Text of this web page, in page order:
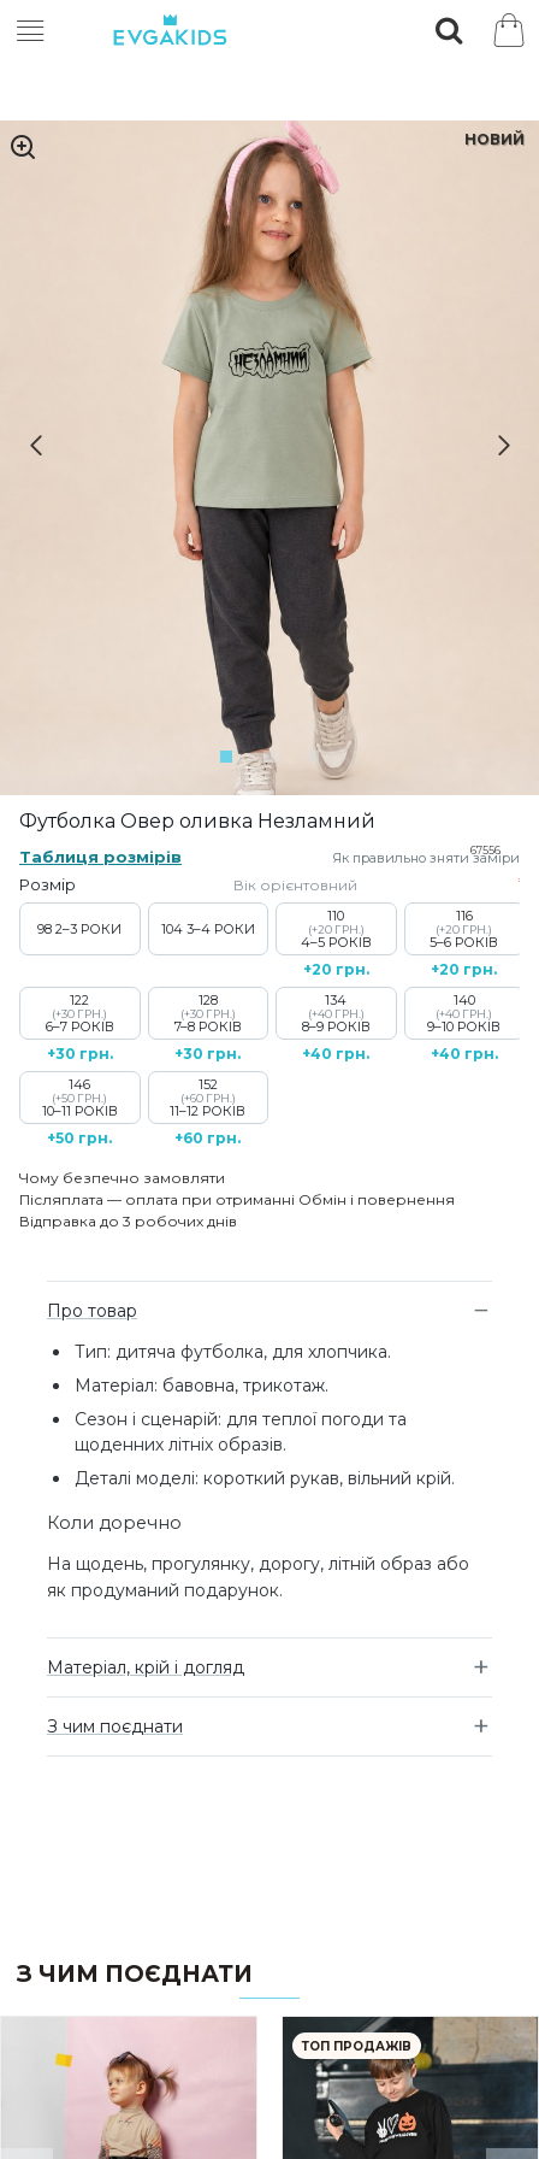
НОВИЙ
Футболка Овер оливка Незламний
67556
Таблиця розмірів Як правильно зняти заміри
Розмір Вік орієнтовний
98 2–3 РОКИ 104 3–4 РОКИ
110
(+20 ГРН.)
4–5 РОКІВ
+20 грн.
116
(+20 ГРН.)
5–6 РОКІВ
+20 грн.
122
(+30 ГРН.)
6–7 РОКІВ
+30 грн.
128
(+30 ГРН.)
7–8 РОКІВ
+30 грн.
134
(+40 ГРН.)
8–9 РОКІВ
+40 грн.
140
(+40 ГРН.)
9–10 РОКІВ
+40 грн.
146
(+50 ГРН.)
10–11 РОКІВ
+50 грн.
152
(+60 ГРН.)
11–12 РОКІВ
+60 грн.
Чому безпечно замовляти
Післяплата — оплата при отриманні Обмін і повернення
Відправка до 3 робочих днів
Про товар
Тип: дитяча футболка, для хлопчика.
Матеріал: бавовна, трикотаж.
Сезон і сценарій: для теплої погоди та
щоденних літніх образів.
Деталі моделі: короткий рукав, вільний крій.
Коли доречно
На щодень, прогулянку, дорогу, літній образ або
як продуманий подарунок.
Матеріал, крій і догляд
З чим поєднати
З ЧИМ ПОЄДНАТИ
ТОП ПРОДАЖІВ